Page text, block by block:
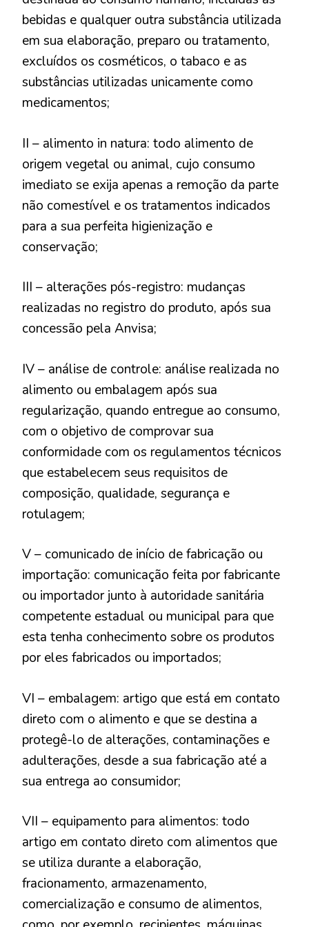
bebidas e qualquer outra substância utilizada
em sua elaboração, preparo ou tratamento,
excluídos os cosméticos, o tabaco e as
substâncias utilizadas unicamente como
medicamentos;
II – alimento in natura: todo alimento de
origem vegetal ou animal, cujo consumo
imediato se exija apenas a remoção da parte
não comestível e os tratamentos indicados
para a sua perfeita higienização e
conservação;
III – alterações pós-registro: mudanças
realizadas no registro do produto, após sua
concessão pela Anvisa;
IV – análise de controle: análise realizada no
alimento ou embalagem após sua
regularização, quando entregue ao consumo,
com o objetivo de comprovar sua
conformidade com os regulamentos técnicos
que estabelecem seus requisitos de
composição, qualidade, segurança e
rotulagem;
V – comunicado de início de fabricação ou
importação: comunicação feita por fabricante
ou importador junto à autoridade sanitária
competente estadual ou municipal para que
esta tenha conhecimento sobre os produtos
por eles fabricados ou importados;
VI – embalagem: artigo que está em contato
direto com o alimento e que se destina a
protegê-lo de alterações, contaminações e
adulterações, desde a sua fabricação até a
sua entrega ao consumidor;
VII – equipamento para alimentos: todo
artigo em contato direto com alimentos que
se utiliza durante a elaboração,
fracionamento, armazenamento,
comercialização e consumo de alimentos,